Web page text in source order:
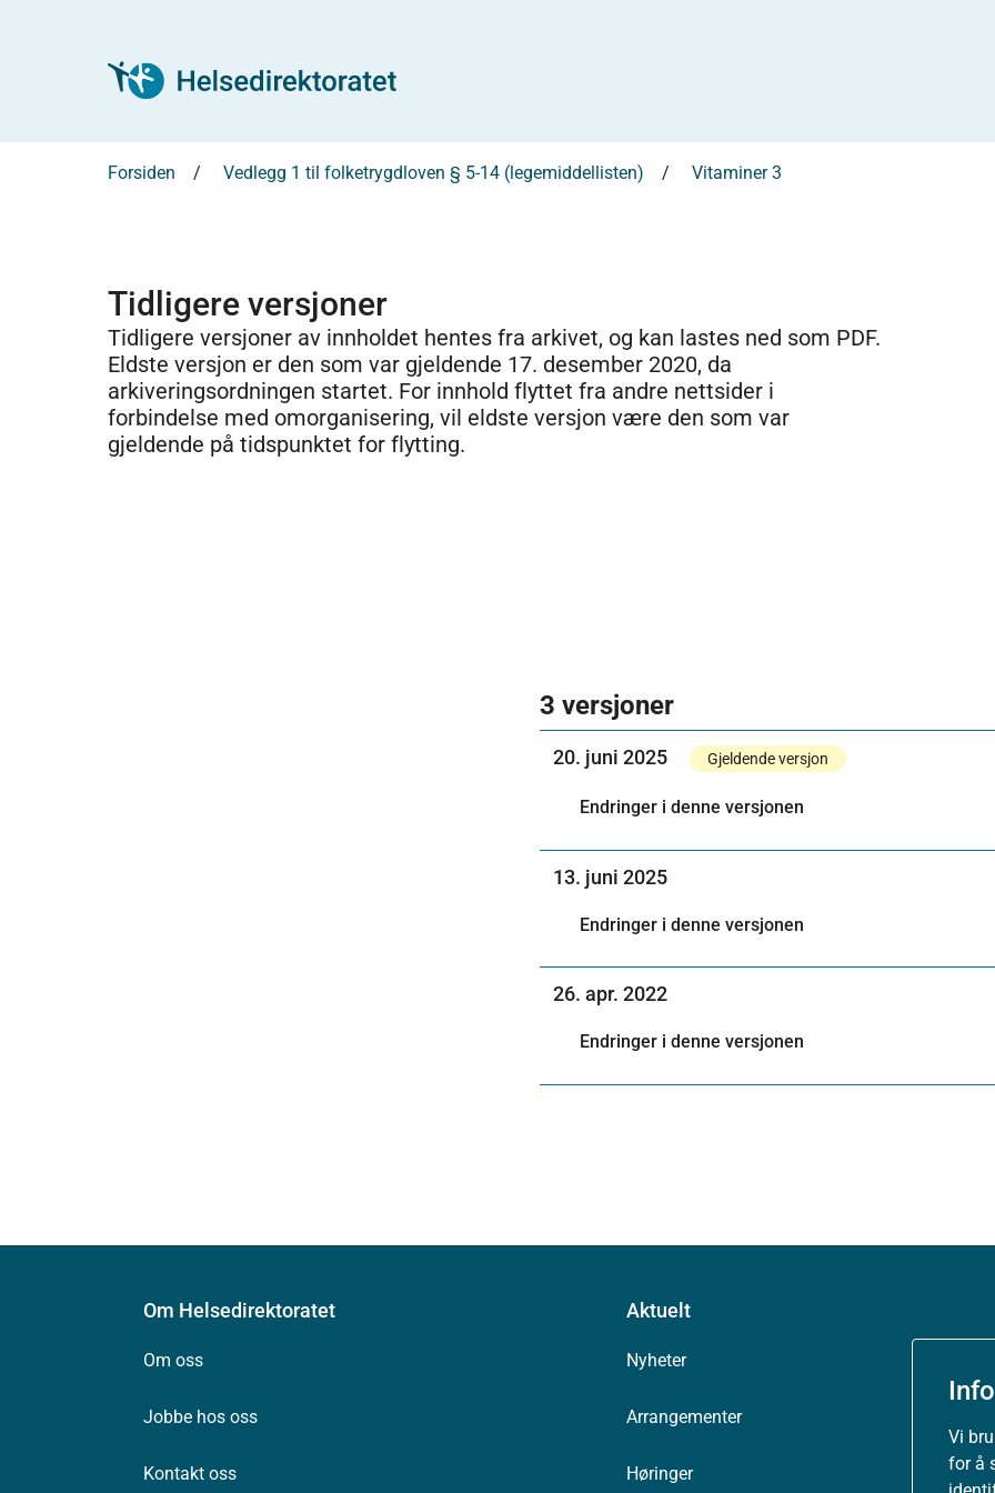
Vi
for å
Forsiden Vedlegg 1 til folketrygdloven § 5-14 (legemiddellisten) Vitaminer 3
Tidligere versjoner
Tidligere versjoner av innholdet hentes fra arkivet, og kan lastes ned som PDF.
Eldste versjon er den som var gjeldende 17. desember 2020, da
arkiveringsordningen startet. For innhold flyttet fra andre nettsider i
forbindelse med omorganisering, vil eldste versjon være den som var
gjeldende på tidspunktet for flytting.
3 versjoner
20. juni 2025 Gjeldende versjon
Endringer i denne versjonen
13. juni 2025
Endringer i denne versjonen
26. apr. 2022
Endringer i denne versjonen
Om Helsedirektoratet
Om oss
Jobbe hos oss
Kontakt oss
Aktuelt
Nyheter
Arrangementer
Høringer